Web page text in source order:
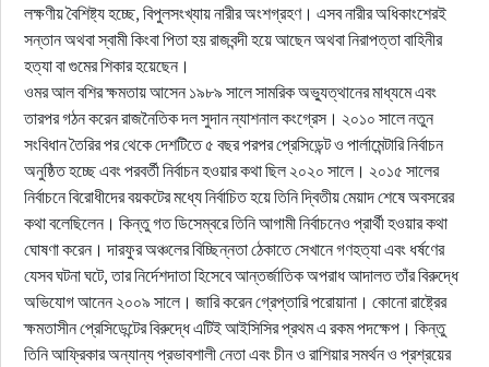
লক্ষণীয় বৈশিষ্ট্য হচ্ছে, বিপুলসংখ্যায় নারীর অংশগ্রহণ। এসব নারীর অধিকাংশেরই
সন্তান অথবা স্বামী কিংবা পিতা হয় রাজবন্দী হয়ে আছেন অথবা নিরাপত্তা বাহিনীর
হত্যা বা গুমের শিকার হয়েছেন।
ওমর আল বশির ক্ষমতায় আসেন ১৯৮৯ সালে সামরিক অভ্যুত্থানের মাধ্যমে এবং
তারপর গঠন করেন রাজনৈতিক দল সুদান ন্যাশনাল কংগ্রেস। ২০১০ সালে নতুন
সংবিধান তৈরির পর থেকে দেশটিতে ৫ বছর পরপর প্রেসিডেন্ট ও পার্লামেন্টারি নির্বাচন
অনুষ্ঠিত হচ্ছে এবং পরবর্তী নির্বাচন হওয়ার কথা ছিল ২০২০ সালে। ২০১৫ সালের
নির্বাচনে বিরোধীদের বয়কটের মধ্যে নির্বাচিত হয়ে তিনি দ্বিতীয় মেয়াদ শেষে অবসরের
কথা বলেছিলেন। কিন্তু গত ডিসেম্বরে তিনি আগামী নির্বাচনেও প্রার্থী হওয়ার কথা
ঘোষণা করেন। দারফুর অঞ্চলের বিচ্ছিন্নতা ঠেকাতে সেখানে গণহত্যা এবং ধর্ষণের
যেসব ঘটনা ঘটে, তার নির্দেশদাতা হিসেবে আন্তর্জাতিক অপরাধ আদালত তাঁর বিরুদ্ধে
অভিযোগ আনেন ২০০৯ সালে। জারি করেন গ্রেপ্তারি পরোয়ানা। কোনো রাষ্ট্রের
ক্ষমতাসীন প্রেসিডেন্টের বিরুদ্ধে এটিই আইসিসির প্রথম এ রকম পদক্ষেপ। কিন্তু
তিনি আফ্রিকার অন্যান্য প্রভাবশালী নেতা এবং চীন ও রাশিয়ার সমর্থন ও প্রশ্রয়ের